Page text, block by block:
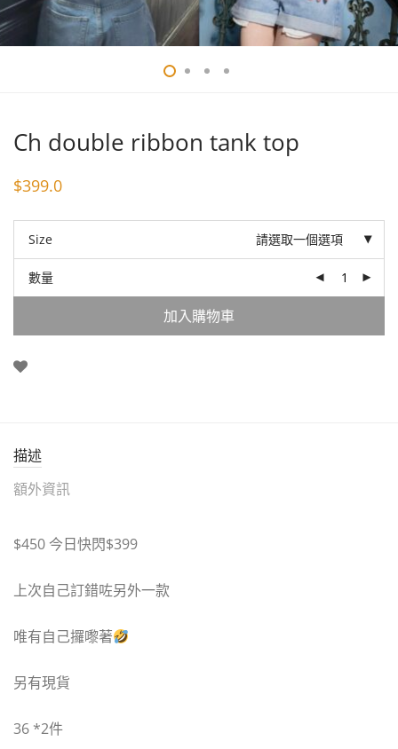
Ch double ribbon tank top
$399.0
Size 請選取一個選項
數量
加入購物車
描述
額外資訊
$450 今日快閃$399
上次自己訂錯咗另外一款
唯有自己攞嚟著
另有現貨
36 *2件